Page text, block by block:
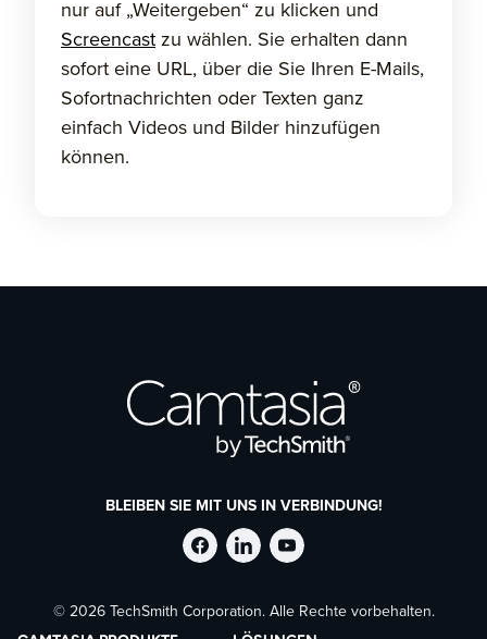
nur auf „Weitergeben“ zu klicken und
Screencast zu wählen. Sie erhalten dann
sofort eine URL, über die Sie Ihren E-Mails,
Sofortnachrichten oder Texten ganz
einfach Videos und Bilder hinzufügen
können.
BLEIBEN SIE MIT UNS IN VERBINDUNG!
TechSmith
auf
TechSmith
auf
TechSmith
auf
© 2026 TechSmith Corporation. Alle Rechte vorbehalten.